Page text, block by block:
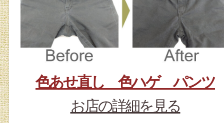
色あせ直し 色ハゲ パンツ
お店の詳細を見る